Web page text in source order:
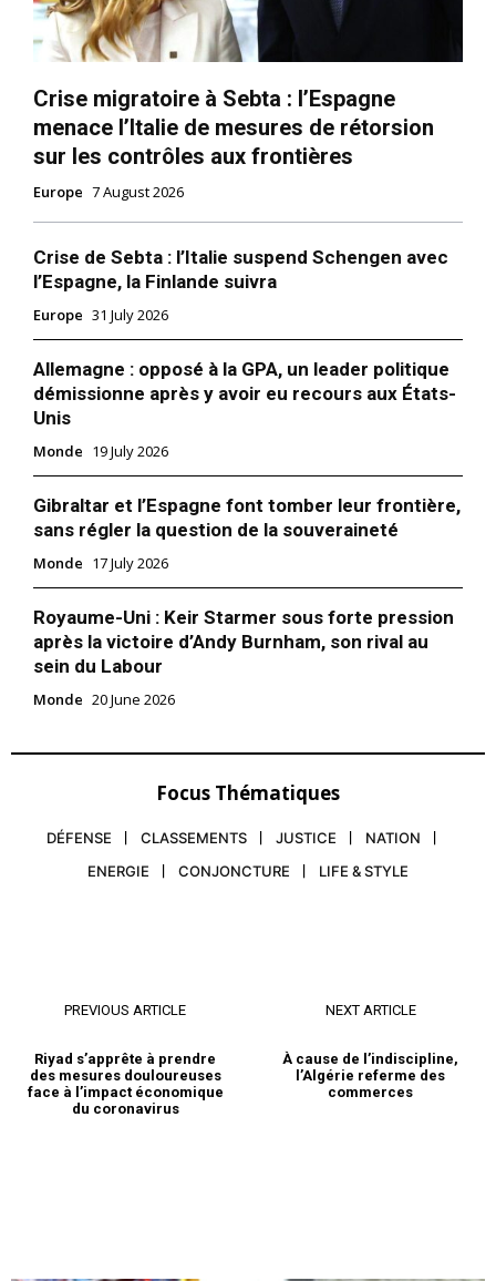
Crise migratoire à Sebta : l’Espagne
menace l’Italie de mesures de rétorsion
sur les contrôles aux frontières
Europe 7 August 2026
Crise de Sebta : l’Italie suspend Schengen avec
l’Espagne, la Finlande suivra
Europe 31 July 2026
Allemagne : opposé à la GPA, un leader politique
démissionne après y avoir eu recours aux États-
Unis
Monde 19 July 2026
Gibraltar et l’Espagne font tomber leur frontière,
sans régler la question de la souveraineté
Monde 17 July 2026
Royaume-Uni : Keir Starmer sous forte pression
après la victoire d’Andy Burnham, son rival au
sein du Labour
Monde 20 June 2026
Focus Thématiques
DÉFENSE CLASSEMENTS JUSTICE
NATION
ENERGIE
CONJONCTURE LIFE & STYLE
PREVIOUS ARTICLE
Riyad s’apprête à prendre
des mesures douloureuses
face à l’impact économique
du coronavirus
NEXT ARTICLE
À cause de l’indiscipline,
l’Algérie referme des
commerces